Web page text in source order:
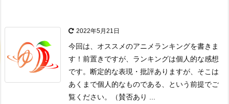
2022年5月21日
今回は、オススメのアニメランキングを書きま
す！ 前置きですが、ランキングは個人的な感想
です。 断定的な表現・批評ありますが、そこは
あくまで個人的なものである、
という前提でご
覧ください。
（賛否あり ...